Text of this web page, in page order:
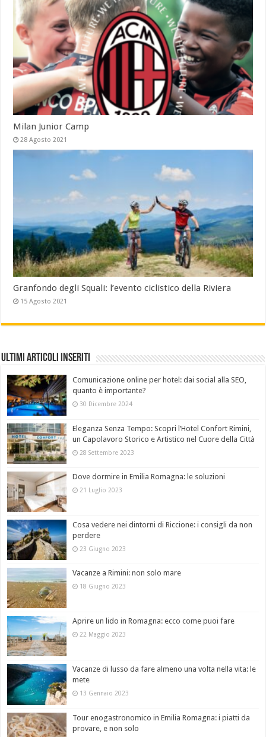
Milan Junior Camp
28 Agosto 2021
Granfondo degli Squali: l’evento ciclistico della Riviera
15 Agosto 2021
Ultimi Articoli Inseriti
Comunicazione online per hotel: dai social alla SEO,
quanto è importante?
30 Dicembre 2024
Eleganza Senza Tempo: Scopri l’Hotel Confort Rimini,
un Capolavoro Storico e Artistico nel Cuore della Città
28 Settembre 2023
Dove dormire in Emilia Romagna: le soluzioni
21 Luglio 2023
Cosa vedere nei dintorni di Riccione: i consigli da non
perdere
23 Giugno 2023
Vacanze a Rimini: non solo mare
18 Giugno 2023
Aprire un lido in Romagna: ecco come puoi fare
22 Maggio 2023
Vacanze di lusso da fare almeno una volta nella vita: le
mete
13 Gennaio 2023
Tour enogastronomico in Emilia Romagna: i piatti da
provare, e non solo